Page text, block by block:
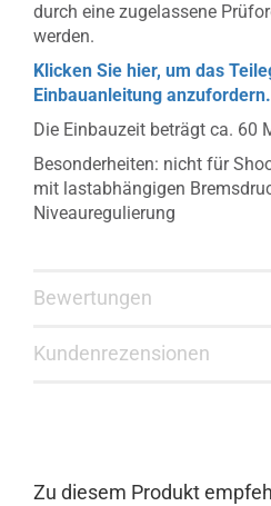
durch eine zugelassene
werden.
Klicken Sie hier, um das
Einbauanleitung anzufordern.
Die Einbauzeit beträgt ca. 60
Besonderheiten: nicht für
mit lastabhängigen
Niveauregulierung
Bewertungen
Kundenrezensionen
Zu diesem Produkt